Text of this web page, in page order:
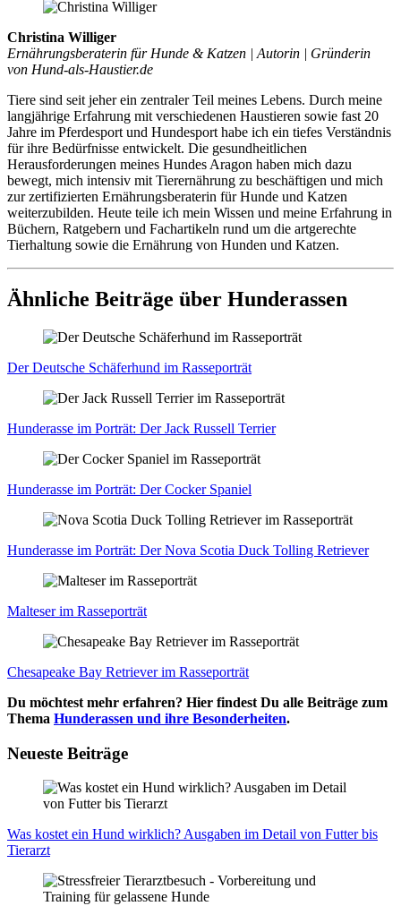
Christina Williger
Ernährungsberaterin für Hunde & Katzen | Autorin | Gründerin
von Hund-als-Haustier.de
Tiere sind seit jeher ein zentraler Teil meines Lebens. Durch meine
langjährige Erfahrung mit verschiedenen Haustieren sowie fast 20
Jahre im Pferdesport und Hundesport habe ich ein tiefes Verständnis
für ihre Bedürfnisse entwickelt. Die gesundheitlichen
Herausforderungen meines Hundes Aragon haben mich dazu
bewegt, mich intensiv mit Tierernährung zu beschäftigen und mich
zur zertifizierten Ernährungsberaterin für Hunde und Katzen
weiterzubilden. Heute teile ich mein Wissen und meine Erfahrung in
Büchern, Ratgebern und Fachartikeln rund um die artgerechte
Tierhaltung sowie die Ernährung von Hunden und Katzen.
Ähnliche Beiträge über Hunderassen
Der Deut­sche Schä­fer­hund im Ras­se­por­trät
Hun­de­ras­se im Por­trät: Der Jack Rus­sell Ter­ri­er
Hun­de­ras­se im Por­trät: Der Cocker Spa­ni­el
Hun­de­ras­se im Por­trät: Der Nova Sco­tia Duck Tol­ling Retrie­ver
Mal­te­ser im Ras­se­por­trät
Che­s­apea­ke Bay Retrie­ver im Ras­se­por­trät
Du möchtest mehr erfahren? Hier findest Du alle Beiträge zum
Thema Hunderassen und ihre Besonderheiten.
Neueste Beiträge
Was kos­tet ein Hund wirk­lich? Aus­ga­ben im Detail von Fut­ter bis
Tier­arzt